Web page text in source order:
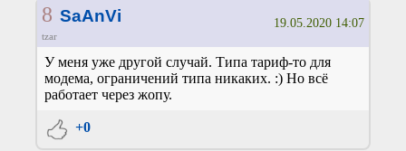
8 SaAnVi
tzar
19.05.2020 14:07
У меня уже другой случай. Типа тариф-то для
модема, ограничений типа никаких. :) Но всё
работает через жопу.
+0